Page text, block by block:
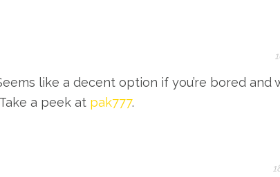
like a decent option if you’re bored and
a peek at pak777.